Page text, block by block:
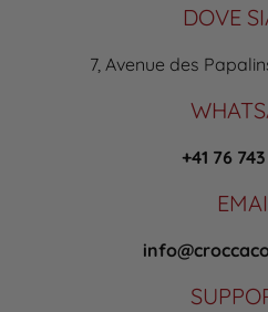
DOVE
7, Avenue des
+41 76